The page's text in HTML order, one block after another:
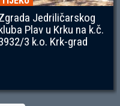
Jedriličarskog
Plav u Krku na k.č.
3 k.o. Krk-grad